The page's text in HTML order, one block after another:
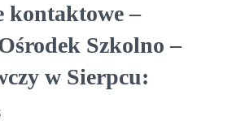
kontaktowe –
Szkolno –
w Sierpcu: